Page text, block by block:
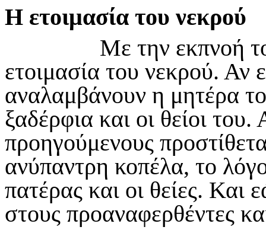
Η ετοιμασία του νεκρού
Με την εκπνοή του
ετοιμασία του νεκρού. Αν
αναλαμβάνουν η μητέρα
ξαδέρφια και οι θείοι
προηγούμενους
ανύπαντρη κοπέλα, το
πατέρας και οι θείες. Και
στους προαναφερθέντες